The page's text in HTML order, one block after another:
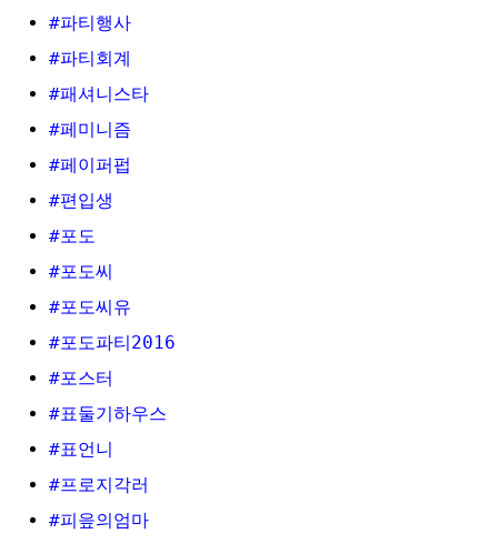
#파티행사
#파티회계
#패셔니스타
#페미니즘
#페이퍼펍
#편입생
#포도
#포도씨
#포도씨유
#포도파티2016
#포스터
#표둘기하우스
#표언니
#프로지각러
#피읖의엄마